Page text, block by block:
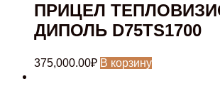
ПРИЦЕЛ
ДИПОЛЬ D75TS1700
375,000.00₽ В корзину